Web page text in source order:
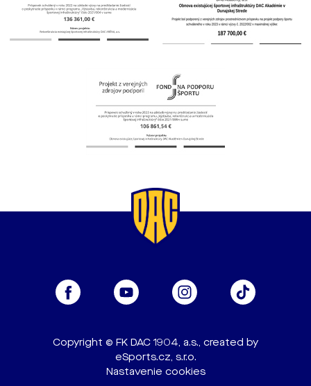
Copyright © FK DAC 1904, a.s., created by
eSports.cz, s.r.o.
Nastavenie cookies